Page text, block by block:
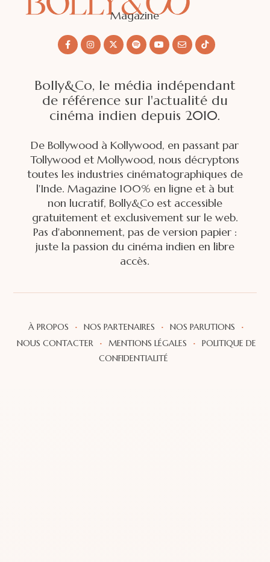
Magazine
Bolly&Co, le média indépendant
de référence sur l'actualité du
cinéma indien depuis 2010.
De Bollywood à Kollywood, en passant par
Tollywood et Mollywood, nous décryptons
toutes les industries cinématographiques de
l'Inde. Magazine 100% en ligne et à but
non lucratif, Bolly&Co est accessible
gratuitement et exclusivement sur le web.
Pas d'abonnement, pas de version papier :
juste la passion du cinéma indien en libre
accès.
À PROPOS · NOS PARTENAIRES · NOS PARUTIONS ·
NOUS CONTACTER · MENTIONS LÉGALES ·
POLITIQUE DE
CONFIDENTIALITÉ